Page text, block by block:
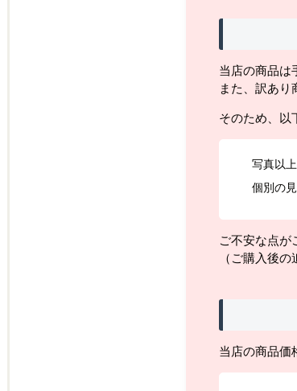
当店の商品は
また、訳あり
そのため、以
写真以
個別の
ご不安な点が
（ご購入後
当店の商品価